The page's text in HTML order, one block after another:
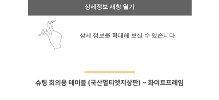
상세정보 새창 열기
상세 정보를 확대해 보실 수 있습니다.